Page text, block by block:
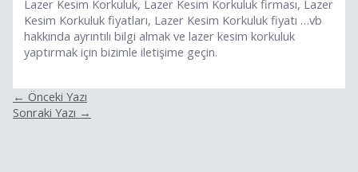
Lazer Kesim Korkuluk, Lazer Kesim Korkuluk firması, Lazer
Kesim Korkuluk fiyatları, Lazer Kesim Korkuluk fiyatı …vb
hakkında ayrıntılı bilgi almak ve lazer kesim korkuluk
yaptırmak için bizimle iletişime geçin.
← Önceki Yazı
Sonraki Yazı →